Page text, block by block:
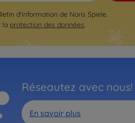
d'information de Noris Spiele.
la protection des données.
Réseautez avec nous!
En savoir plus